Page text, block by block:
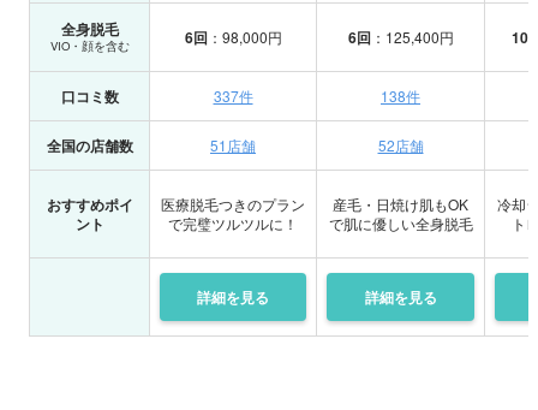
全身脱毛
VIO・顔を含む 6回：98,000円 6回：125,400円 10
口コミ数 337件 138件
全国の店舗数 51店舗 52店舗
おすすめポイ
ント
医療脱毛つきのプラン
で完璧ツルツルに！
産毛・日焼け肌もOK
で肌に優しい全身脱毛
冷却
ト
詳細を見る 詳細を見る